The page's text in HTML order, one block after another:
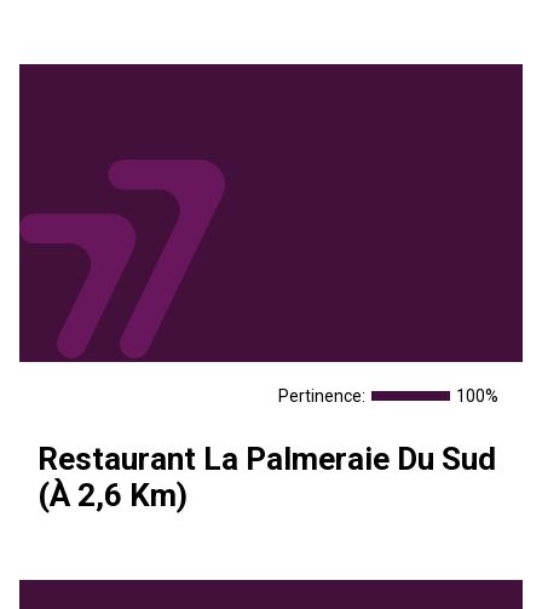
Restaurant La Palmeraie Du Sud
(À 2,6 Km)
Pertinence: 100%